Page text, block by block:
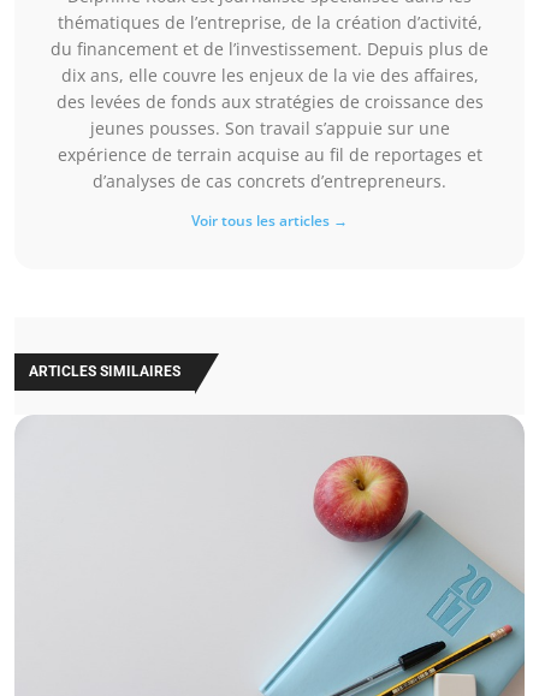
thématiques de l’entreprise, de la création d’activité,
du financement et de l’investissement. Depuis plus de
dix ans, elle couvre les enjeux de la vie des affaires,
des levées de fonds aux stratégies de croissance des
jeunes pousses. Son travail s’appuie sur une
expérience de terrain acquise au fil de reportages et
d’analyses de cas concrets d’entrepreneurs.
Voir tous les articles →
ARTICLES SIMILAIRES